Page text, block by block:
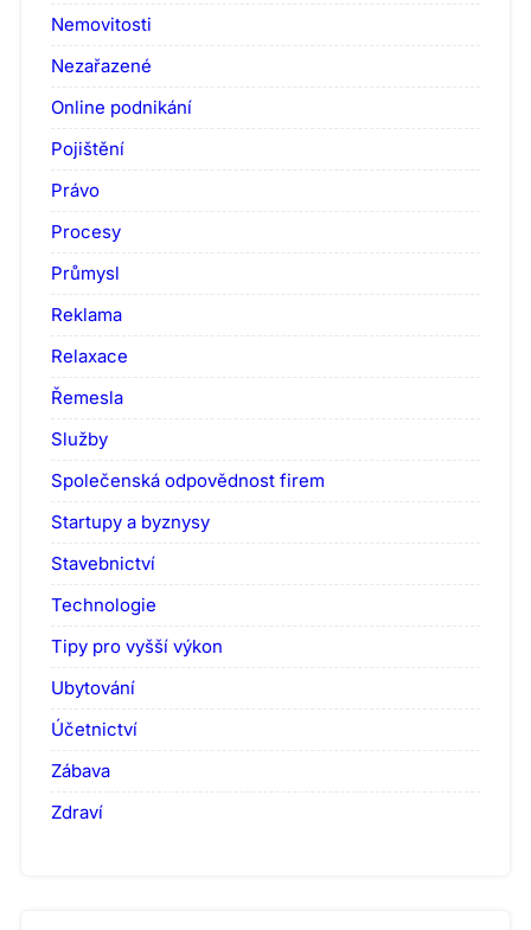
Nemovitosti
Nezařazené
Online podnikání
Pojištění
Právo
Procesy
Průmysl
Reklama
Relaxace
Řemesla
Služby
Společenská odpovědnost firem
Startupy a byznysy
Stavebnictví
Technologie
Tipy pro vyšší výkon
Ubytování
Účetnictví
Zábava
Zdraví